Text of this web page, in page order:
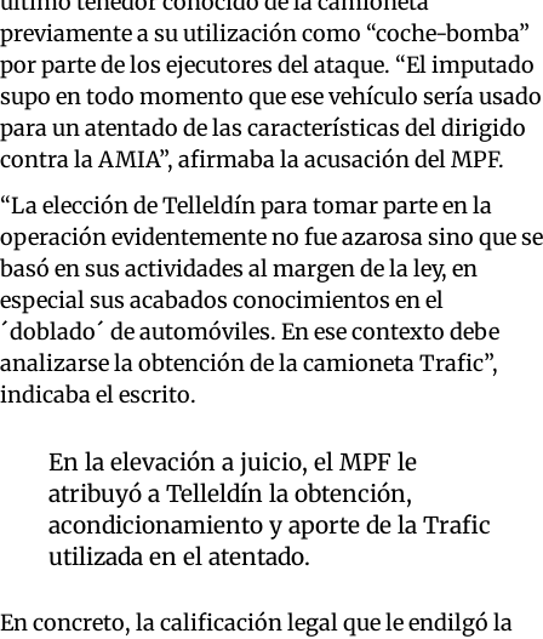
previamente a su utilización como “coche-bomba”
por parte de los ejecutores del ataque. “El imputado
supo en todo momento que ese vehículo sería usado
para un atentado de las características del dirigido
contra la AMIA”, afirmaba la acusación del MPF.
“La elección de Telleldín para tomar parte en la
operación evidentemente no fue azarosa sino que se
basó en sus actividades al margen de la ley, en
especial sus acabados conocimientos en el
´doblado´ de automóviles. En ese contexto debe
analizarse la obtención de la camioneta Trafic”,
indicaba el escrito.
En la elevación a juicio, el MPF le
atribuyó a Telleldín la obtención,
acondicionamiento y aporte de la Trafic
utilizada en el atentado.
En concreto, la calificación legal que le endilgó la